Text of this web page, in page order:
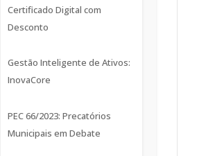
Certificado Digital com
Desconto
Gestão Inteligente de Ativos:
InovaCore
PEC 66/2023: Precatórios
Municipais em Debate